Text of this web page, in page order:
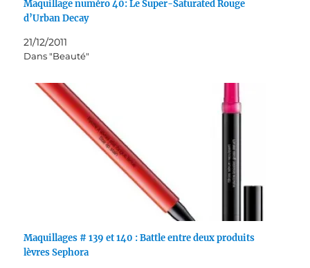
Maquillage numéro 40: Le Super-Saturated Rouge
d’Urban Decay
21/12/2011
Dans "Beauté"
Maquillages # 139 et 140 : Battle entre deux produits
lèvres Sephora